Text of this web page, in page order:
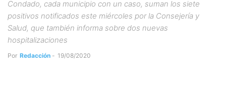
Condado, cada municipio con un caso, suman los siete
positivos notificados este miércoles por la Consejería y
Salud, que también informa sobre dos nuevas
hospitalizaciones
Por Redacción - 19/08/2020